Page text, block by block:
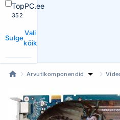
TopPC.ee
352
Sulge
Vali
kõik
Arvutikomponendid